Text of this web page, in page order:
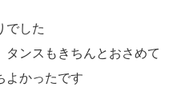
でした
タンスもきちんとおさめて
よかったです